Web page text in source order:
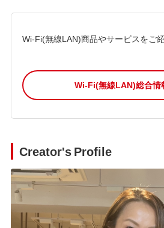
Wi-Fi(無線LAN)商品やサービスをご紹
Wi-Fi(無線LAN)総合情
Creator's Profile